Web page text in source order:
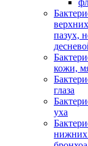
пазух,
кожи,
глаза
уха
нижних